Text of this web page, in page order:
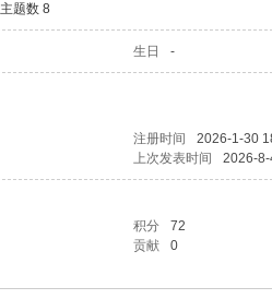
主题数 8
生日 -
注册时间
2026-1-30
上次发表时间 2026-
积分
72
贡献 0